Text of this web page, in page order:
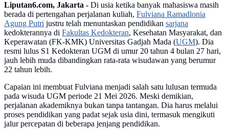
Liputan6.com, Jakarta - Di usia ketika banyak mahasiswa masih
berada di pertengahan perjalanan kuliah, Fulviana Ramadlonia
Agung Putri justru telah menuntaskan pendidikan sarjana
kedokterannya di Fakultas Kedokteran, Kesehatan Masyarakat, dan
Keperawatan (FK-KMK) Universitas Gadjah Mada (UGM). Dia
resmi lulus S1 Kedokteran UGM di umur 20 tahun 4 bulan 27 hari,
jauh lebih muda dibandingkan rata-rata wisudawan yang berumur
22 tahun lebih.
Capaian ini membuat Fulviana menjadi salah satu lulusan termuda
pada wisuda UGM periode 21 Mei 2026. Meski demikian,
perjalanan akademiknya bukan tanpa tantangan. Dia harus melalui
proses pendidikan yang padat sejak usia dini, termasuk mengikuti
jalur percepatan di beberapa jenjang pendidikan.